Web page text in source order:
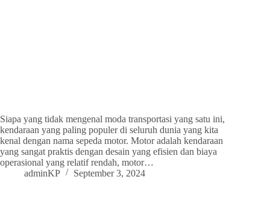
Siapa yang tidak mengenal moda transportasi yang satu ini,
kendaraan yang paling populer di seluruh dunia yang kita
kenal dengan nama sepeda motor. Motor adalah kendaraan
yang sangat praktis dengan desain yang efisien dan biaya
operasional yang relatif rendah, motor…
adminKP
September 3, 2024